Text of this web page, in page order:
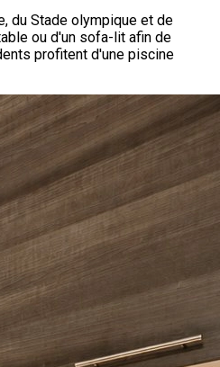
du Stade olympique et de
ou d'un sofa-lit afin de
profitent d'une piscine